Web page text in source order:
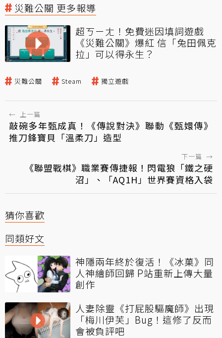
災難公關 更多報導
超ㄎㄧㄤ！免費迷因填詞遊戲
《災難公關》爆紅 信「兔田佩克
拉」可以得永生？
災難公關 Steam 獨立遊戲
← 上一篇
敲碗多年甄成真！《傳說對決》聯動《甄嬛傳》
推刀鋒寶貝「溫柔刀」造型
下一篇 →
《聯盟戰棋》職業賽傳捷報！閃電狼「鐵之硬
沼」、「AQ1H」世界賽資格入袋
猜你喜歡
同類好文
神隱兩年終於復活！《冰菓》同
人神繪師回歸 P站重新上傳大量
創作
人妻除靈《打屁股驅魔師》出現
「梅川伊芙」Bug！這修了反而
會被負評吧